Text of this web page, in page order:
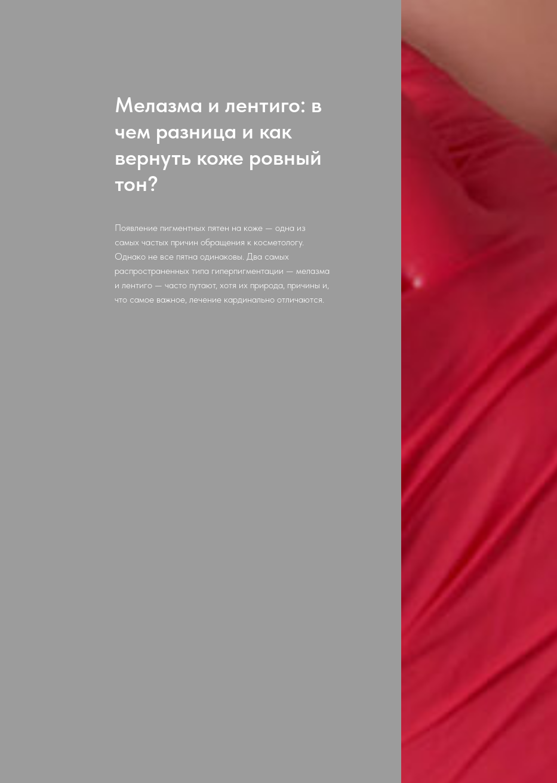
Мелазма и лентиго: в
чем разница и как
вернуть коже ровный
тон?
Появление пигментных пятен на коже — одна из
самых частых причин обращения к косметологу.
Однако не все пятна одинаковы. Два самых
распространенных типа гиперпигментации — мелазма
и лентиго — часто путают, хотя их природа, причины и,
что самое важное, лечение кардинально отличаются.